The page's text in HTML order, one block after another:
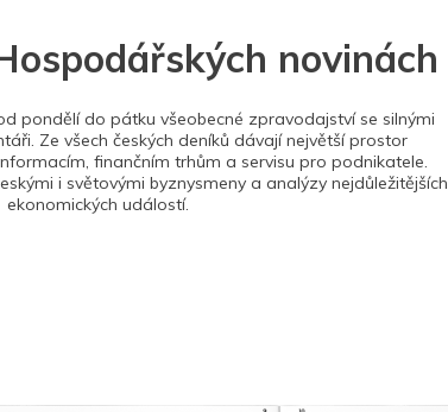
novinách
pondělí do pátku všeobecné zpravodajství se silnými
Ze všech českých deníků dávají největší prostor
finančním trhům a servisu pro podnikatele.
i světovými byznysmeny a analýzy nejdůležitějších
ekonomických událostí.